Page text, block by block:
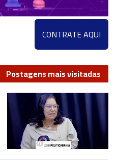
CONTRATE AQUI
Postagens mais visitadas